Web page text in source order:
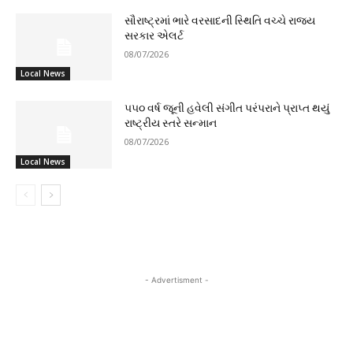
Local News
સૌરાષ્ટ્રમાં ભારે વરસાદની સ્થિતિ વચ્ચે રાજ્ય
સરકાર એલર્ટ
08/07/2026
Local News
૫૫૦ વર્ષ જૂની હવેલી સંગીત પરંપરાને પ્રાપ્ત થયું
રાષ્ટ્રીય સ્તરે સન્માન
08/07/2026
- Advertisment -